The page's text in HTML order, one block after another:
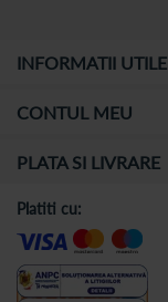
INFORMATII UTILE
CONTUL MEU
PLATA SI LIVRARE
Platiti cu: